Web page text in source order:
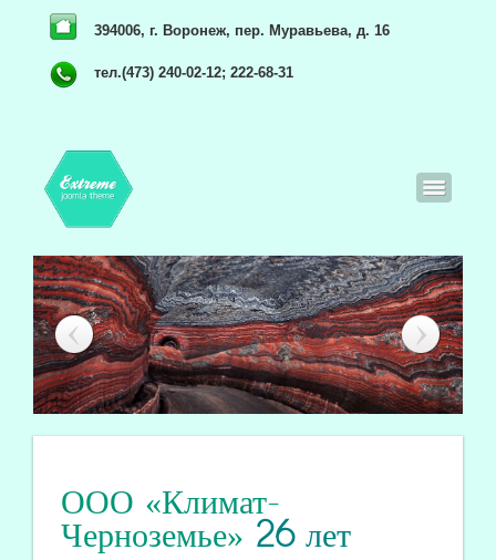
394006, г. Воронеж, пер. Муравьева, д. 16
тел.(473) 240-02-12; 222-68-31
ООО «Климат-
Черноземье» 26лет